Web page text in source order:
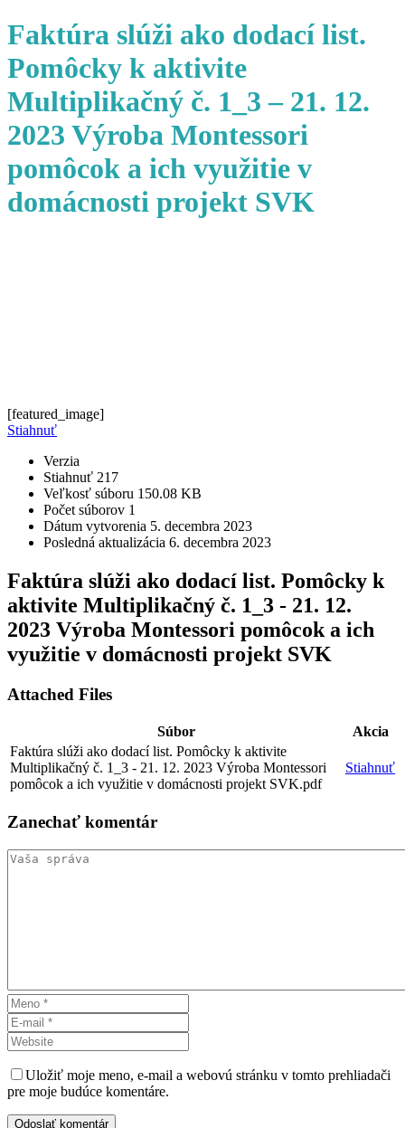
Faktúra slúži ako dodací list.
Pomôcky k aktivite
Multiplikačný č. 1_3 – 21. 12.
2023 Výroba Montessori
pomôcok a ich využitie v
domácnosti projekt SVK
[featured_image]
Stiahnuť
Verzia
Stiahnuť 217
Veľkosť súboru 150.08 KB
Počet súborov 1
Dátum vytvorenia 5. decembra 2023
Posledná aktualizácia 6. decembra 2023
Faktúra slúži ako dodací list. Pomôcky k
aktivite Multiplikačný č. 1_3 - 21. 12.
2023 Výroba Montessori pomôcok a ich
využitie v domácnosti projekt SVK
Attached Files
Súbor
Akcia
Faktúra slúži ako dodací list. Pomôcky k aktivite
Multiplikačný č. 1_3 - 21. 12. 2023 Výroba Montessori
pomôcok a ich využitie v domácnosti projekt SVK.pdf
Stiahnuť
Zanechať komentár
Uložiť moje meno, e-mail a webovú stránku v tomto prehliadači
pre moje budúce komentáre.
Odoslať komentár